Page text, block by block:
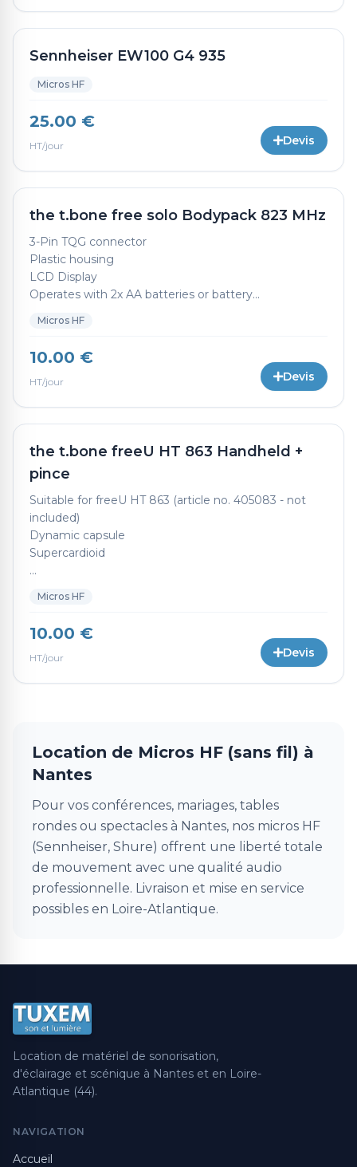
Sennheiser EW100 G4 935
Micros HF
25.00 €
HT/jour Devis
the t.bone free solo Bodypack 823 MHz
3-Pin TQG connector
Plastic housing
LCD Display
Operates with 2x AA batteries or battery...
Micros HF
10.00 €
HT/jour Devis
the t.bone freeU HT 863 Handheld +
pince
Suitable for freeU HT 863 (article no. 405083 - not
included)
Dynamic capsule
Supercardioid
...
Micros HF
10.00 €
HT/jour Devis
Location de Micros HF (sans fil) à
Nantes
Pour vos conférences, mariages, tables
rondes ou spectacles à Nantes, nos micros HF
(Sennheiser, Shure) offrent une liberté totale
de mouvement avec une qualité audio
professionnelle. Livraison et mise en service
possibles en Loire-Atlantique.
Location de matériel de sonorisation,
d'éclairage et scénique à Nantes et en Loire-
Atlantique (44).
NAVIGATION
Accueil